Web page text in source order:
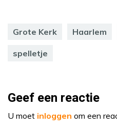
Grote Kerk Haarlem
spelletje
Geef een reactie
U moet inloggen om een